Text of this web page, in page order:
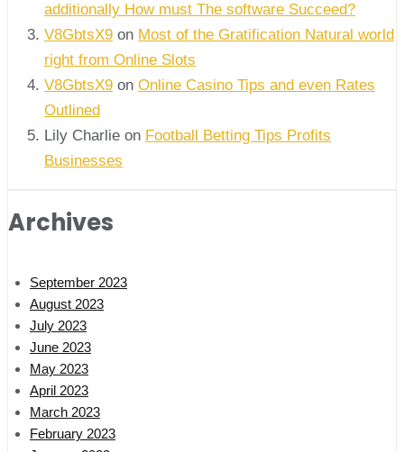
additionally How must The software Succeed?
V8GbtsX9 on Most of the Gratification Natural world
right from Online Slots
V8GbtsX9 on Online Casino Tips and even Rates
Outlined
Lily Charlie on Football Betting Tips Profits
Businesses
Archives
September 2023
August 2023
July 2023
June 2023
May 2023
April 2023
March 2023
February 2023